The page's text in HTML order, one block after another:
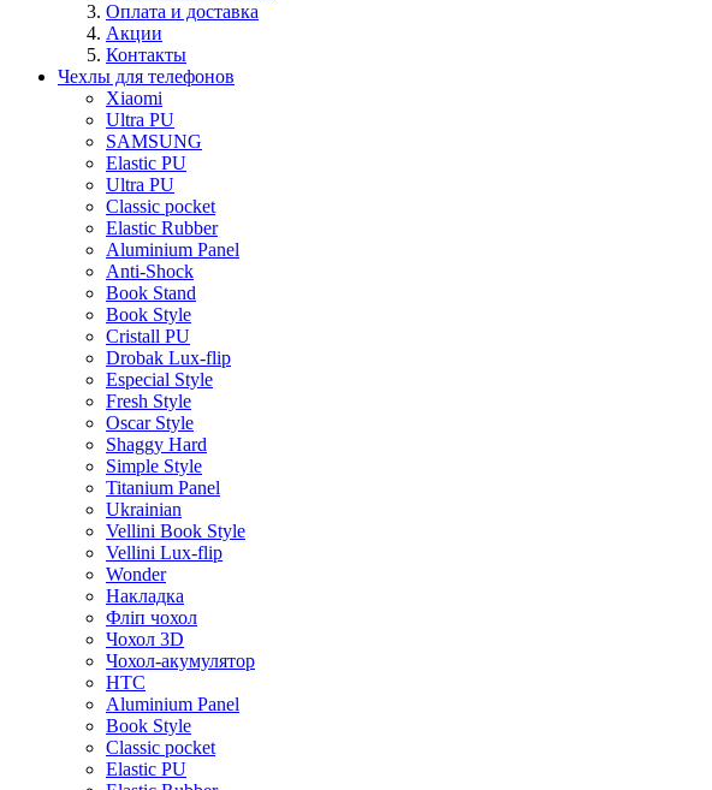
Оплата и доставка
Акции
Контакты
Чехлы для телефонов
Xiaomi
Ultra PU
SAMSUNG
Elastic PU
Ultra PU
Classic pocket
Elastic Rubber
Aluminium Panel
Anti-Shock
Book Stand
Book Style
Cristall PU
Drobak Lux-flip
Especial Style
Fresh Style
Oscar Style
Shaggy Hard
Simple Style
Titanium Panel
Ukrainian
Vellini Book Style
Vellini Lux-flip
Wonder
Накладка
Фліп чохол
Чохол 3D
Чохол-акумулятор
HTC
Aluminium Panel
Book Style
Classic pocket
Elastic PU